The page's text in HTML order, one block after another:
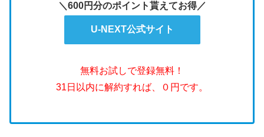
＼600円分のポイント貰えてお得／
U-NEXT公式サイト
無料お試しで登録無料！
31日以内に解約すれば、０円です。